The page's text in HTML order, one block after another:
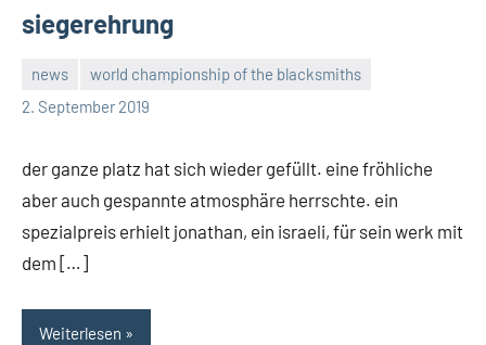
siegerehrung
news
world championship of the blacksmiths
2. September 2019
rene
der ganze platz hat sich wieder gefüllt. eine fröhliche
aber auch gespannte atmosphäre herrschte. ein
spezialpreis erhielt jonathan, ein israeli, für sein werk mit
dem […]
Weiterlesen